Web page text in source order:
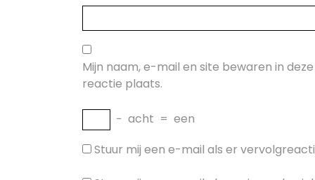
Mijn naam, e-mail en site bewaren in
reactie plaats.
− acht = een
Stuur mij een e-mail als er